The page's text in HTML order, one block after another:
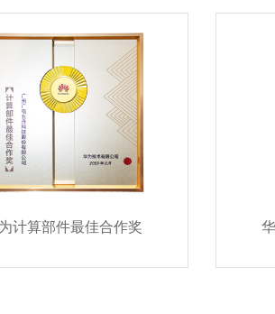
计算部件最佳合作奖